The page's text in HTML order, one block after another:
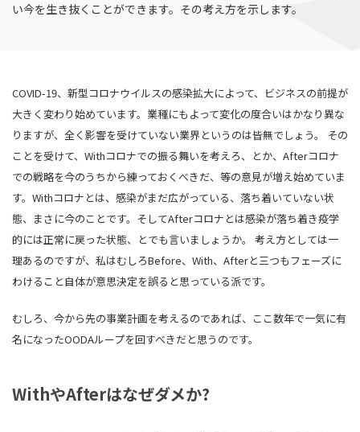
い今を生き抜くことができます。その考え方を示します。
COVID-19、新型コロナウイルスの感染拡大によって、ビジネスの前提が
大きく変わり始めています。業種にもよって変化の度合いはかなり異な
りますが、全く影響を受けていない業界というのは皆無でしょう。 その
ことを受けて、Withコロナでの振る舞いを考えろ、とか、Afterコロナ
での戦略を今のうちから練っておくべきだ、等の意見が増え始めていま
す。Withコロナとは、感染がまだ広がっている、落ち着いていない状
態、まさに今のことです。そしてAfterコロナとは感染が落ち着き疫学
的には正常に戻った状態、とでも言いましょうか。 考え方としては一
理あるのですが、私はむしろBefore、With、Afterと三つもフェーズに
わけること自体が意思決定を誤ると思っている派です。
むしろ、今から先の事業計画を考えるのであれば、ここ数年で一気に有
名になったOODAループを回すべきだと思うのです。
WithやAfterはなぜダメか?